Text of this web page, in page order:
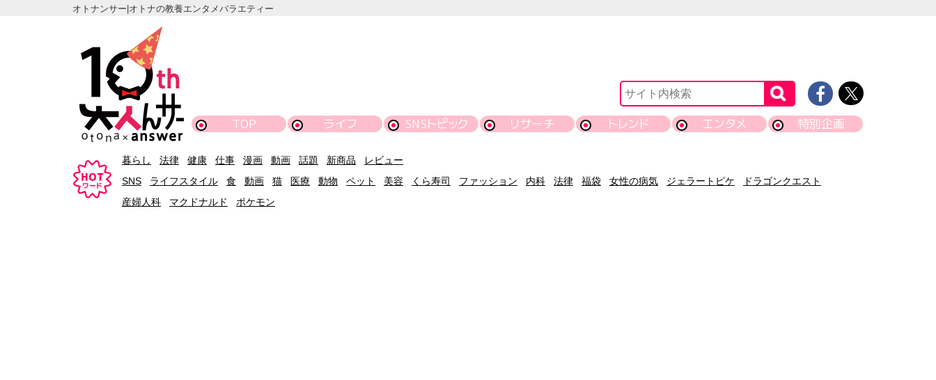
オトナンサー|オトナの教養エンタメバラエティー
TOP ライフ SNSトピック リサーチ トレンド エンタメ 特別企画
暮らし 法律 健康 仕事 漫画 動画 話題 新商品
レビュー
SNS
ライフスタイル 食 動画 猫 医療 動物 ペット 美容 くら寿司 ファッション 内科 法律 福袋 女性の病気 ジェラートピケ
ドラゴンクエスト
産婦人科
マクドナルド ポケモン